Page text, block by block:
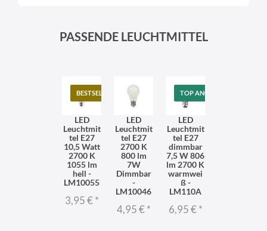
PASSENDE LEUCHTMITTEL
BESTSELLER
LED
Leuchtmit
tel E27
10,5 Watt
2700 K
1055 lm
hell -
LM10055
3,95 €*
LED
Leuchtmit
tel E27
2700 K
800 lm
7W
Dimmbar
-
LM10046
4,95 €*
TOP ANGEBOT
LED
Leuchtmit
tel E27
dimmbar
7,5 W 806
lm 2700 K
warmwei
ß -
LM110A
6,95 €*